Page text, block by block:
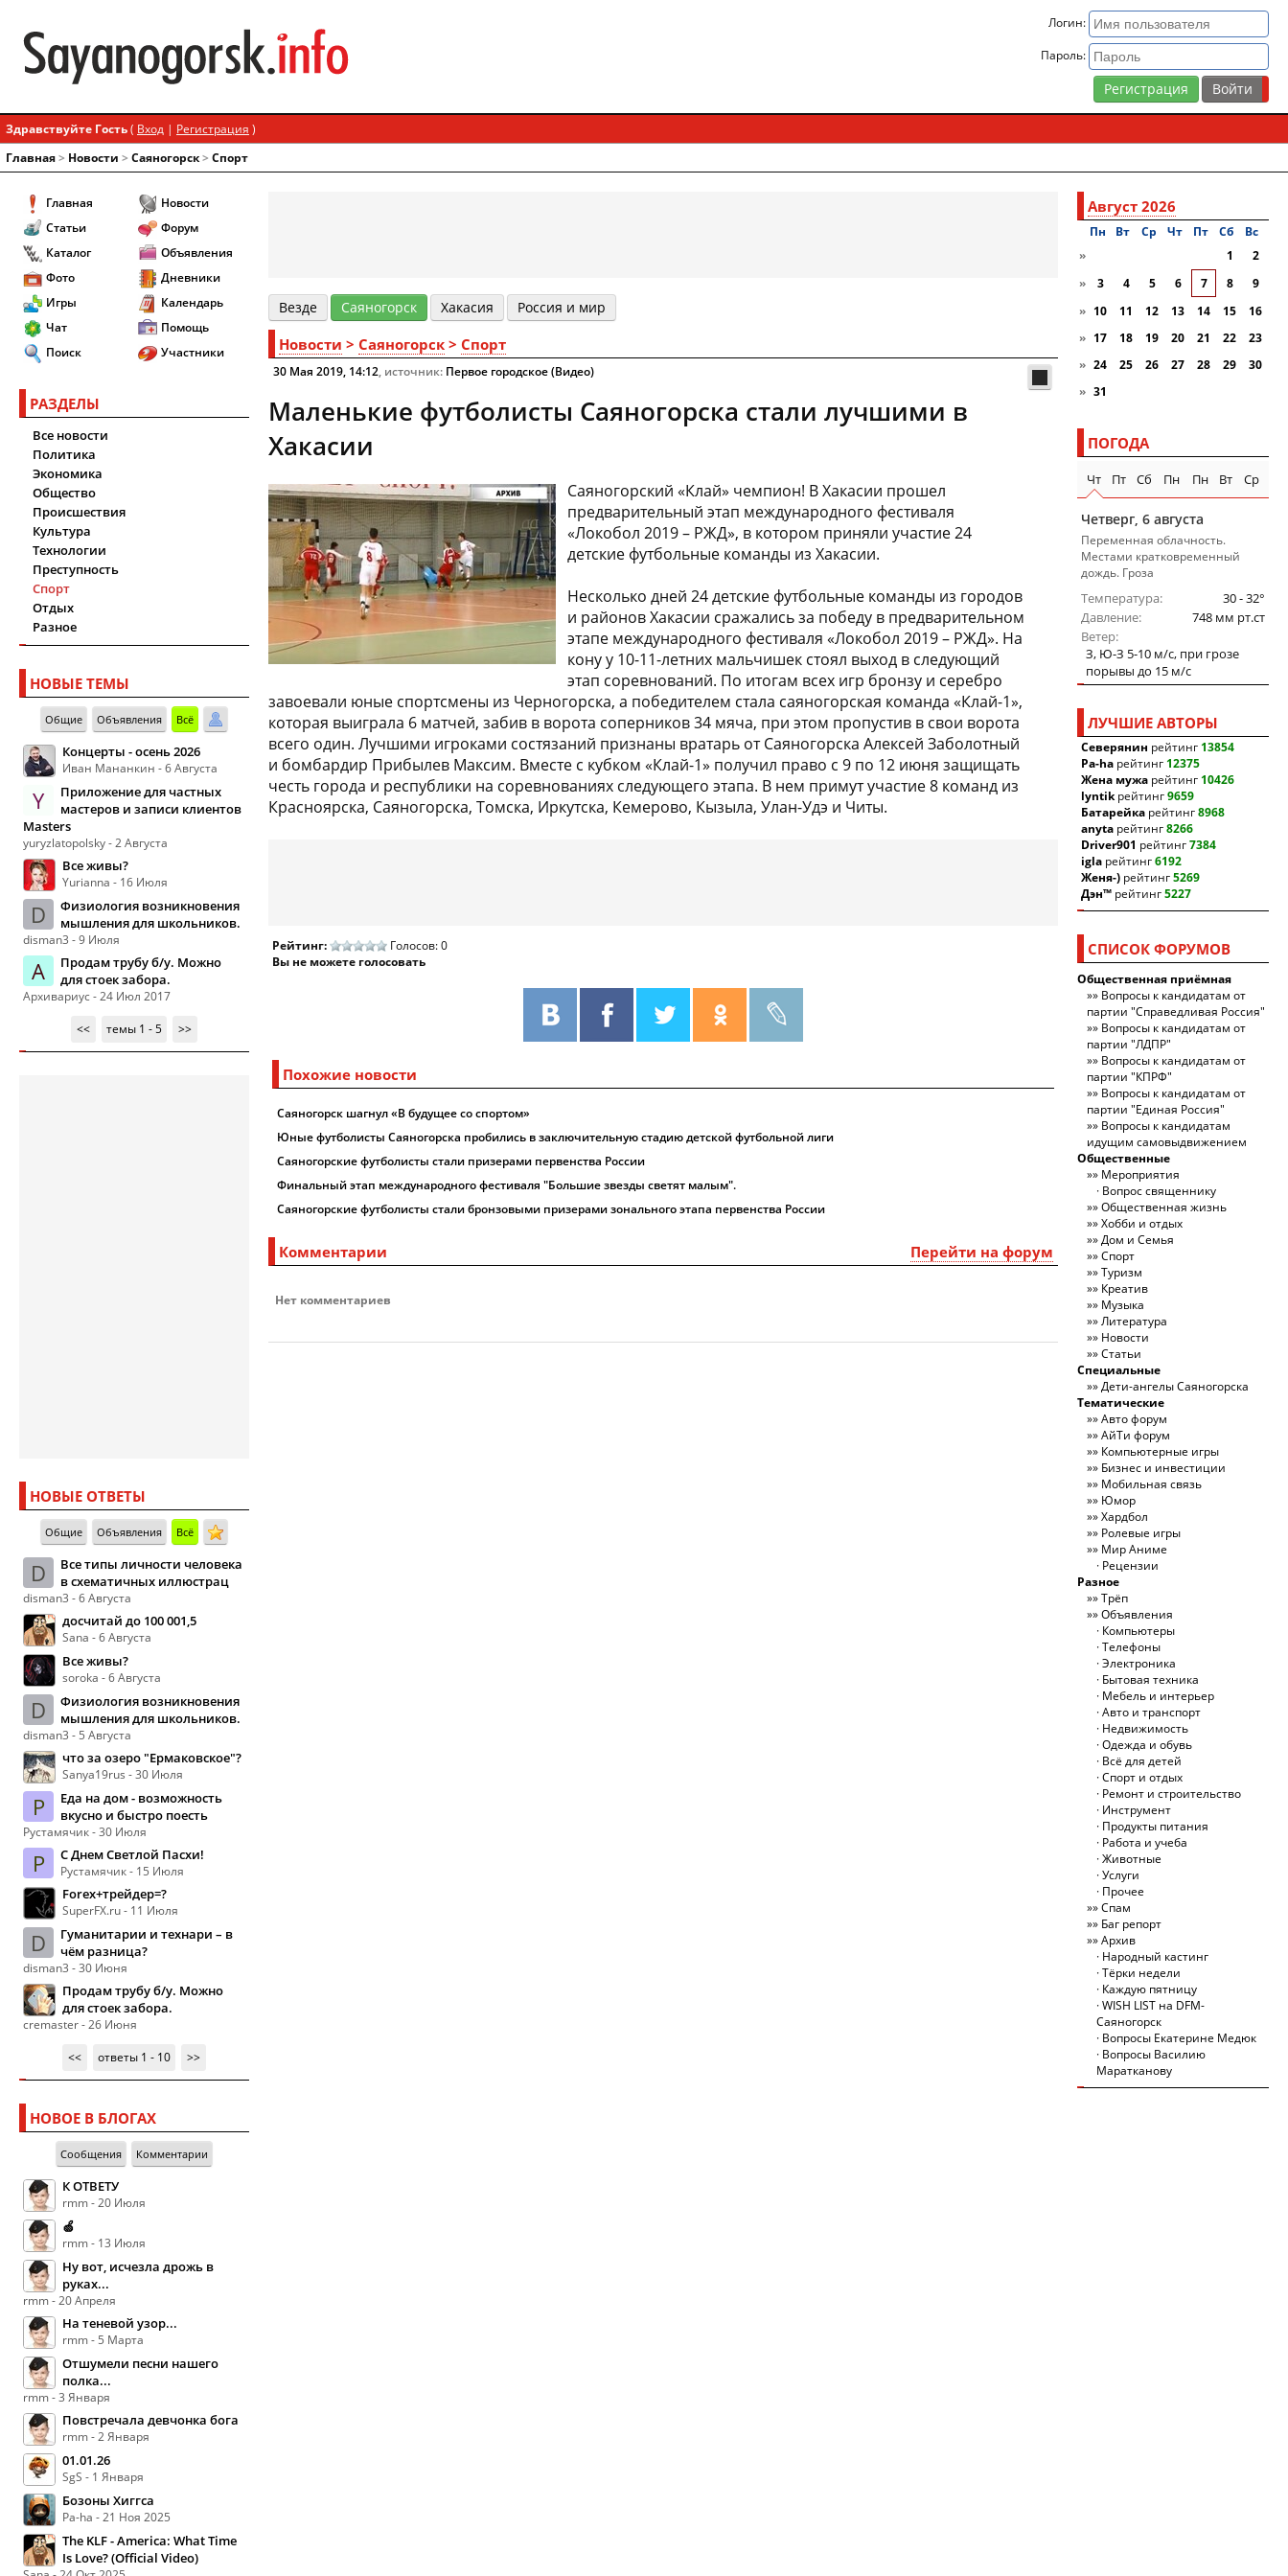
Логин:
Пароль:
Регистрация
Здравствуйте Гость( Вход | Регистрация )
Главная> Новости > Cаяногорск> Спорт
Главная
Статьи
Каталог
Фото
Игры
Чат
Поиск
Новости
Форум
Объявления
Дневники
Календарь
Помощь
Участники
РАЗДЕЛЫ
Все новости
Политика
Экономика
Общество
Происшествия
Культура
Технологии
Преступность
Спорт
Отдых
Разное
НОВЫЕ ТЕМЫ
Общие Объявления Всё
Концерты - осень 2026
Иван Мананкин - 6 Августа
Y
Приложение для частных
мастеров и записи клиентов
Masters
yuryzlatopolsky - 2 Августа
Все живы?
Yurianna - 16 Июля
D
Физиология возникновения
мышления для школьников.
disman3 - 9 Июля
А
Продам трубу б/у. Можно
для стоек забора.
Архивариус - 24 Июл 2017
<<
темы 1 - 5 >>
НОВЫЕ ОТВЕТЫ
Общие Объявления Всё
D
Все типы личности человека
в схематичных иллюстрац
disman3 - 6 Августа
досчитай до 100 001,5
Sana - 6 Августа
Все живы?
soroka - 6 Августа
D
Физиология возникновения
мышления для школьников.
disman3 - 5 Августа
что за озеро "Ермаковское"?
Sanya19rus - 30 Июля
Р
Еда на дом - возможность
вкусно и быстро поесть
Рустамячик - 30 Июля
Р С Днем Светлой Пасхи!
Рустамячик - 15 Июля
Forex+трейдер=?
SuperFX.ru - 11 Июля
D
Гуманитарии и технари – в
чём разница?
disman3 - 30 Июня
Продам трубу б/у. Можно
для стоек забора.
cremaster - 26 Июня
<<
ответы 1 - 10 >>
НОВОЕ В БЛОГАХ
Сообщения Комментарии
К ОТВЕТУ
rmm - 20 Июля
🍏
rmm - 13 Июля
Ну вот, исчезла дрожь в
руках...
rmm - 20 Апреля
На теневой узор...
rmm - 5 Марта
Отшумели песни нашего
полка...
rmm - 3 Января
Повстречала девчонка бога
rmm - 2 Января
01.01.26
SgS - 1 Января
Бозоны Хиггса
Pa-ha - 21 Ноя 2025
The KLF - America: What Time
Is Love? (Official Video)
Везде Cаяногорск Хакасия Россия и мир
Новости > Cаяногорск > Спорт
30 Мая 2019, 14:12, источник: Первое городское (Видео)
Маленькие футболисты Саяногорска стали лучшими в
Хакасии
Саяногорский «Клай» чемпион! В Хакасии прошел
предварительный этап международного фестиваля
«Локобол 2019 – РЖД», в котором приняли участие 24
детские футбольные команды из Хакасии.
Несколько дней 24 детские футбольные команды из городов
и районов Хакасии сражались за победу в предварительном
этапе международного фестиваля «Локобол 2019 – РЖД». На
кону у 10-11-летних мальчишек стоял выход в следующий
этап соревнований. По итогам всех игр бронзу и серебро
завоевали юные спортсмены из Черногорска, а победителем стала саяногорская команда «Клай-1»,
которая выиграла 6 матчей, забив в ворота соперников 34 мяча, при этом пропустив в свои ворота
всего один. Лучшими игроками состязаний признаны вратарь от Саяногорска Алексей Заболотный
и бомбардир Прибылев Максим. Вместе с кубком «Клай-1» получил право с 9 по 12 июня защищать
честь города и республики на соревнованиях следующего этапа. В нем примут участие 8 команд из
Красноярска, Саяногорска, Томска, Иркутска, Кемерово, Кызыла, Улан-Удэ и Читы.
Рейтинг:
Голосов: 0
Вы не можете голосовать
Похожие новости
Саяногорск шагнул «В будущее со спортом»
Юные футболисты Саяногорска пробились в заключительную стадию детской футбольной лиги
Саяногорские футболисты стали призерами первенства России
Финальный этап международного фестиваля "Большие звезды светят малым".
Саяногорские футболисты стали бронзовыми призерами зонального этапа первенства России
Перейти на форум
Комментарии
Нет комментариев
Август 2026
Пн Вт Ср Чт Пт Сб
Вc
»
1
2
»
3 4 5 6 7 8
9
» 10 11 12 13 14 15
16
» 17 18 19 20 21 22
23
» 24 25 26 27 28 29
30
» 31
ПОГОДА
Чт Пт Сб Пн Пн Вт Ср
Четверг, 6 августа
Переменная облачность.
Местами кратковременный
дождь. Гроза
Температура
30 - 32°
Давление
748 мм рт.ст
Ветер
З, Ю-З 5-10 м/c, при грозе
порывы до 15 м/c
ЛУЧШИЕ АВТОРЫ
Северянин рейтинг 13854
Pa-ha рейтинг 12375
Жена мужа рейтинг 10426
lyntikрейтинг9659
Батарейка рейтинг8968
anyta рейтинг8266
Driver901 рейтинг7384
igla рейтинг6192
Женя-) рейтинг5269
Дэн™ рейтинг5227
СПИСОК ФОРУМОВ
Общественная приёмная
Вопросы к кандидатам от
партии "Справедливая Россия"
Вопросы к кандидатам от
партии "ЛДПР"
Вопросы к кандидатам от
партии "КПРФ"
Вопросы к кандидатам от
партии "Единая Россия"
Вопросы к кандидатам
идущим самовыдвижением
Общественные
Мероприятия
Вопрос священнику
Общественная жизнь
Хобби и отдых
Дом и Семья
Спорт
Туризм
Креатив
Музыка
Литература
Новости
Статьи
Специальные
Дети-ангелы Саяногорска
Тематические
Авто форум
АйТи форум
Компьютерные игры
Бизнес и инвестиции
Мобильная связь
Юмор
Хардбол
Ролевые игры
Мир Аниме
Рецензии
Разное
Трёп
Объявления
Компьютеры
Телефоны
Электроника
Бытовая техника
Мебель и интерьер
Авто и транспорт
Недвижимость
Одежда и обувь
Всё для детей
Спорт и отдых
Ремонт и строительство
Инструмент
Продукты питания
Работа и учеба
Животные
Услуги
Прочее
Спам
Баг репорт
Архив
Народный кастинг
Тёрки недели
Каждую пятницу
WISH LIST на DFM-
Саяногорск
Вопросы Екатерине Медюк
Вопросы Василию
Маратканову